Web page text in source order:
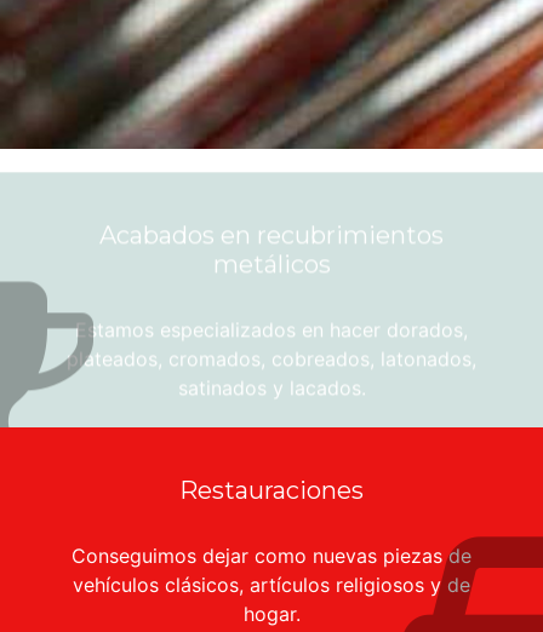
metálicos
Estamos especializados en hacer dorados,
plateados, cromados, cobreados, latonados,
satinados y lacados.
Restauraciones
Conseguimos dejar como nuevas piezas de
vehículos clásicos, artículos religiosos y de
hogar.